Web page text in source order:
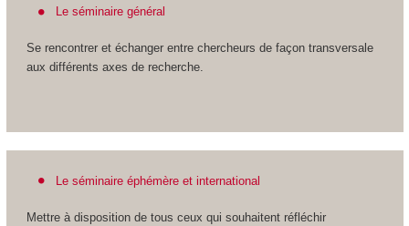
Le séminaire général
Se rencontrer et échanger entre chercheurs de façon transversale
aux différents axes de recherche.
Le séminaire éphémère et international
Mettre à disposition de tous ceux qui souhaitent réfléchir